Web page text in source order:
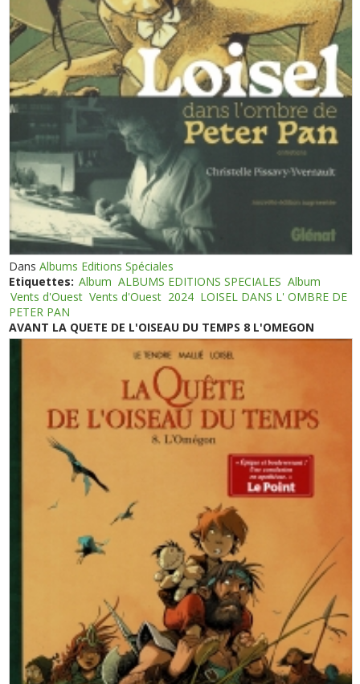
DansAlbums Editions Spéciales
Etiquettes: Album ALBUMS EDITIONS SPECIALES Album
Vents d'Ouest Vents d'Ouest 2024 LOISEL DANS L' OMBRE DE
PETER PAN
AVANT LA QUETE DE L'OISEAU DU TEMPS 8 L'OMEGON